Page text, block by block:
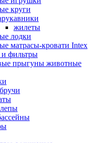
круги
жилеты
лодки
матрасы-кровати Intex
фильтры
прыгуны животные